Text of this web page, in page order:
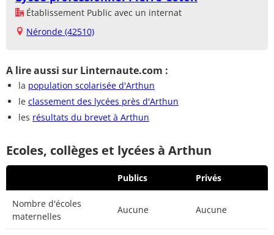
Établissement Public avec un internat
Néronde (42510)
A lire aussi sur Linternaute.com :
la population scolarisée d'Arthun
le classement des lycées près d'Arthun
les résultats du brevet à Arthun
Ecoles, collèges et lycées à Arthun
Publics Privés
Nombre d'écoles
maternelles
Aucune Aucune